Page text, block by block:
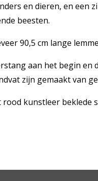
en dieren, en een
beesten.
90,5 cm lange
aan het begin en
zijn gemaakt van
rood kunstleer beklede